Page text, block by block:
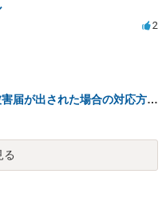
2
前払い金返金の遅延で詐欺被害届が出された場合の対応方法は？
る